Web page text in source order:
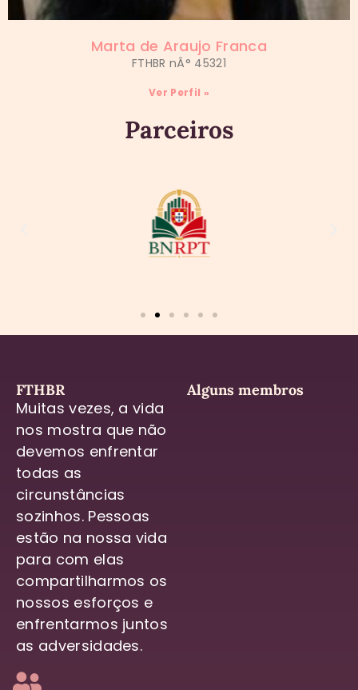
Marta de Araujo Franca
FTHBR nÂ° 45321
Ver Perfil »
Parceiros
FTHBR
Muitas vezes, a vida
nos mostra que não
devemos enfrentar
todas as
circunstâncias
sozinhos. Pessoas
estão na nossa vida
para com elas
compartilharmos os
nossos esforços e
enfrentarmos juntos
as adversidades.
Alguns membros